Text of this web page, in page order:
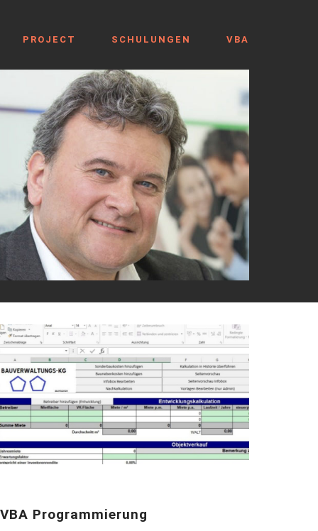
PROJECT SCHULUNGEN VBA
VBA Programmierung